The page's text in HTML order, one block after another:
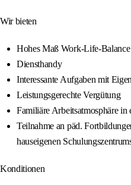
Wir bieten
Hohes Maß Work-Life-Balance
Diensthandy
Interessante Aufgaben mit
Leistungsgerechte Vergütung
Familiäre Arbeitsatmosphäre in
Teilnahme an päd.
hauseigenen
Konditionen